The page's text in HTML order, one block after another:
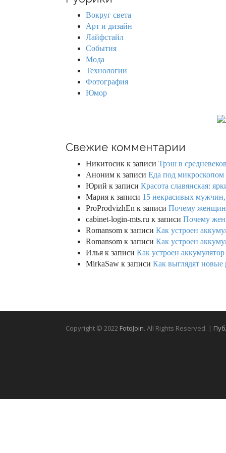
Вокруг света
Арт и дизайн
Лайфстайл
События
Мода
Технологии
Фотография
Юмор
Свежие комментарии
Никитосик к записи Трэш в
Аноним к записи Еда под микроскопом
Юрий к записи Красота славянская:
Мария к записи 15 некрасивых
ProProdvizhEn к записи Почему
cabinet-login-mts.ru к записи Почему
Romansom к записи Как устроен
Romansom к записи Как устроен
Илья к записи Как устроен
MirkaSaw к записи Как выглядят новые
Copyright © 2022 FotoJoin. All Rights Reserved. |